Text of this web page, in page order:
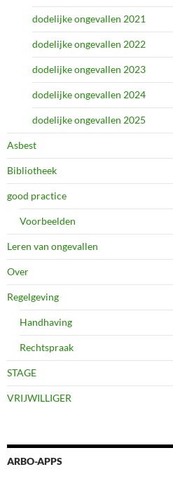
dodelijke ongevallen 2021
dodelijke ongevallen 2022
dodelijke ongevallen 2023
dodelijke ongevallen 2024
dodelijke ongevallen 2025
Asbest
Bibliotheek
good practice
Voorbeelden
Leren van ongevallen
Over
Regelgeving
Handhaving
Rechtspraak
STAGE
VRIJWILLIGER
ARBO-APPS